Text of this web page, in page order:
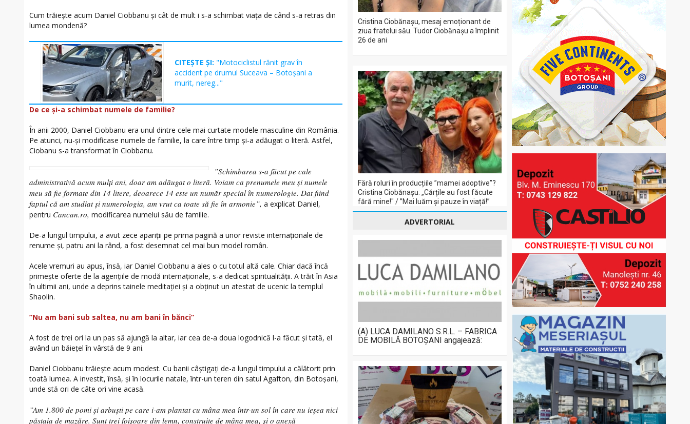
Cum trăiește acum Daniel Ciobbanu și cât de mult i s-a schimbat viața de când s-a retras din
lumea mondenă?
CITEȘTE ȘI: "Motociclistul rănit grav în
accident pe drumul Suceava – Botoșani a
murit, nereg..."
De ce și-a schimbat numele de familie?
În anii 2000, Daniel Ciobbanu era unul dintre cele mai curtate modele masculine din România.
Pe atunci, nu-și modificase numele de familie, la care între timp și-a adăugat o literă. Astfel,
Ciobanu s-a transformat în Ciobbanu.
”Schimbarea s-a făcut pe cale
administrativă acum mulți ani, doar am adăugat o literă. Voiam ca prenumele meu și numele
meu să fie formate din 14 litere, deoarece 14 este un număr special în numerologie. Dat fiind
faptul că am studiat și numerologia, am vrut ca toate să fie în armonie”, a explicat Daniel,
pentru Cancan.ro, modificarea numelui său de familie.
De-a lungul timpului, a avut zece apariții pe prima pagină a unor reviste internaționale de
renume și, patru ani la rând, a fost desemnat cel mai bun model român.
Acele vremuri au apus, însă, iar Daniel Ciobbanu a ales o cu totul altă cale. Chiar dacă încă
primește oferte de la agențiile de modă internaționale, s-a dedicat spiritualității. A trăit în Asia
în ultimii ani, unde a deprins tainele meditației și a obținut un atestat de ucenic la templul
Shaolin.
”Nu am bani sub saltea, nu am bani în bănci”
A fost de trei ori la un pas să ajungă la altar, iar cea de-a doua logodnică l-a făcut și tată, el
având un băiețel în vârstă de 9 ani.
Daniel Ciobbanu trăiește acum modest. Cu banii câștigați de-a lungul timpului a călătorit prin
toată lumea. A investit, însă, și în locurile natale, într-un teren din satul Agafton, din Botoșani,
unde stă ori de câte ori vine acasă.
”Am 1.800 de pomi și arbuști pe care i-am plantat cu mâna mea într-un sol în care nu ieșea nici
păstaia de mazăre. Sunt trei foișoare din lemn, construite de mâna mea, și o anexă
Cristina Ciobănașu, mesaj emoționant de
ziua fratelui său. Tudor Ciobănașu a împlinit
26 de ani
Fără roluri în producțiile ”mamei adoptive”?
Cristina Ciobănașu: „Cărțile au fost făcute
fără mine!" / ”Mai luăm și pauze în viață!”
ADVERTORIAL
(A) LUCA DAMILANO S.R.L. – FABRICA
DE MOBILĂ BOTOȘANI angajează: